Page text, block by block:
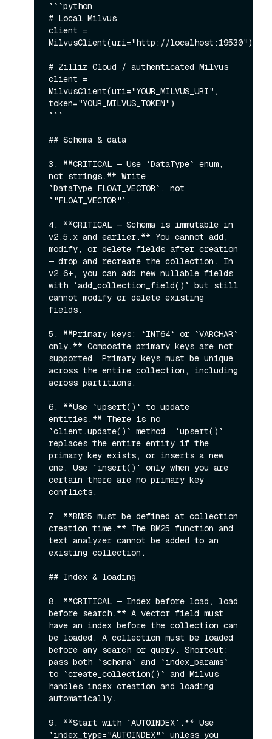
```python
# Local Milvus
client =
MilvusClient(uri="http://localhost:19530")
# Zilliz Cloud / authenticated Milvus
client =
MilvusClient(uri="YOUR_MILVUS_URI",
token="YOUR_MILVUS_TOKEN")
```
## Schema & data
3. **CRITICAL — Use `DataType` enum,
not strings.** Write
`DataType.FLOAT_VECTOR`, not
`"FLOAT_VECTOR"`.
4. **CRITICAL — Schema is immutable in
v2.5.x and earlier.** You cannot add,
modify, or delete fields after creation
— drop and recreate the collection. In
v2.6+, you can add new nullable fields
with `add_collection_field()` but still
cannot modify or delete existing
fields.
5. **Primary keys: `INT64` or `VARCHAR`
only.** Composite primary keys are not
supported. Primary keys must be unique
across the entire collection, including
across partitions.
6. **Use `upsert()` to update
entities.** There is no
`client.update()` method. `upsert()`
replaces the entire entity if the
primary key exists, or inserts a new
one. Use `insert()` only when you are
certain there are no primary key
conflicts.
7. **BM25 must be defined at collection
creation time.** The BM25 function and
text analyzer cannot be added to an
existing collection.
## Index & loading
8. **CRITICAL — Index before load, load
before search.** A vector field must
have an index before the collection can
be loaded. A collection must be loaded
before any search or query. Shortcut:
pass both `schema` and `index_params`
to `create_collection()` and Milvus
handles index creation and loading
automatically.
9. **Start with `AUTOINDEX`.** Use
`index_type="AUTOINDEX"` unless you